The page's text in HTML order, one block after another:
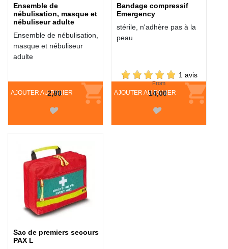
Ensemble de
nébulisation, masque et
nébuliseur adulte
Ensemble de nébulisation,
masque et nébuliseur
adulte
AJOUTER AU PANIER
2,80
Bandage compressif
Emergency
stérile, n'adhère pas à la
peau
AJOUTER AU PANIER
From
14,00
1 avis
Sac de premiers secours
PAX L